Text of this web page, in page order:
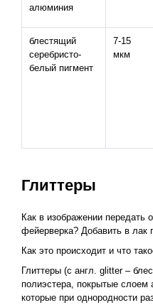
алюминия
блестящий
серебристо-
белый пигмент
7-15
мкм
Глиттеры
Как в изображении передать
фейерверка? Добавить в лак
Как это происходит и что
Глиттеры (с англ. glitter –
полиэстера, покрытые слоем
которые при однородности